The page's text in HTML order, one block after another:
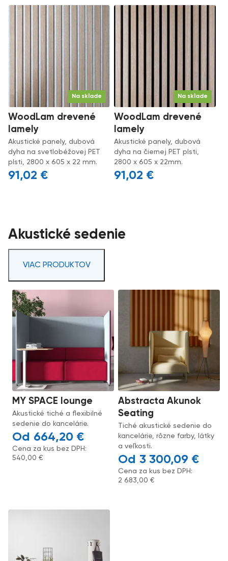
Na sklade
WoodLam drevené
lamely
Akustické panely, dubová
dyha na svetlobéžovej PET
plsti, 2800 x 605 x 22 mm.
91,02 €
Na sklade
WoodLam drevené
lamely
Akustické panely, dubová
dyha na čiernej PET plsti,
2800 x 605 x 22mm.
91,02 €
Akustické sedenie
VIAC PRODUKTOV
MY SPACE lounge
Akustické tiché a flexibilné
sedenie do kancelárie.
664,20 €
Cena za kus bez DPH:
540,00€
Abstracta Akunok
Seating
Tiché akustické sedenie do
kancelárie, rôzne farby, látky
a veľkosti.
3 300,09 €
Cena za kus bez DPH:
2 683,00€